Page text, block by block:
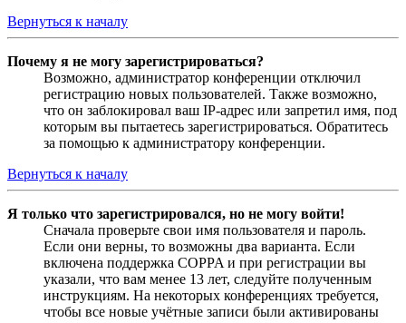
Вернуться к началу
Почему я не могу зарегистрироваться?
Возможно, администратор конференции отключил
регистрацию новых пользователей. Также возможно,
что он заблокировал ваш IP-адрес или запретил имя, под
которым вы пытаетесь зарегистрироваться. Обратитесь
за помощью к администратору конференции.
Вернуться к началу
Я только что зарегистрировался, но не могу войти!
Сначала проверьте свои имя пользователя и пароль.
Если они верны, то возможны два варианта. Если
включена поддержка COPPA и при регистрации вы
указали, что вам менее 13 лет, следуйте полученным
инструкциям. На некоторых конференциях требуется,
чтобы все новые учётные записи были активированы